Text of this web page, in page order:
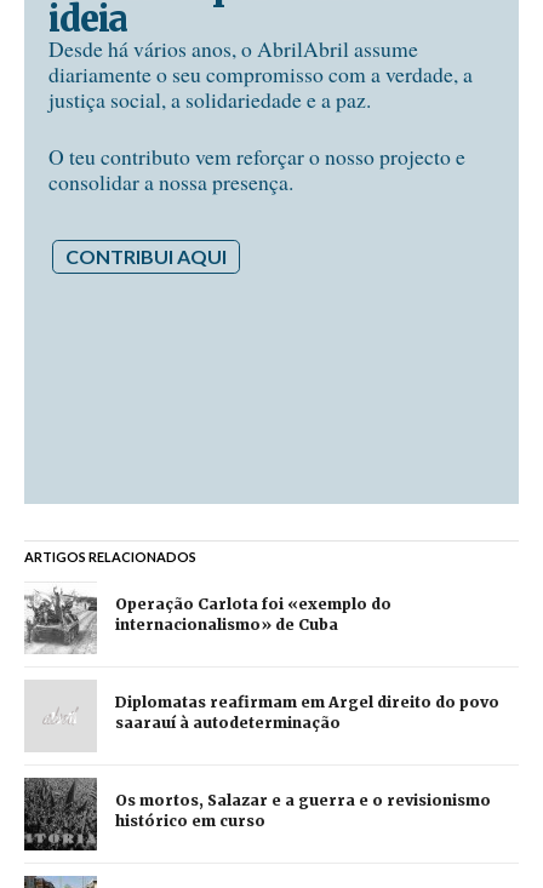
ideia
Desde há vários anos, o AbrilAbril assume
diariamente o seu compromisso com a verdade, a
justiça social, a solidariedade e a paz.
O teu contributo vem reforçar o nosso projecto e
consolidar a nossa presença.
CONTRIBUI AQUI
ARTIGOS RELACIONADOS
Operação Carlota foi «exemplo do
internacionalismo» de Cuba
Diplomatas reafirmam em Argel direito do povo
saarauí à autodeterminação
Os mortos, Salazar e a guerra e o revisionismo
histórico em curso